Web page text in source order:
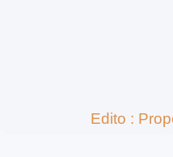
Edito :